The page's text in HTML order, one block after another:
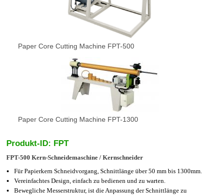
Paper Core Cutting Machine FPT-500
Paper Core Cutting Machine FPT-1300
Produkt-ID: FPT
FPT-500 Kern-Schneidemaschine / Kernschneider
Für Papierkern Schneidvorgang, Schnittlänge über 50 mm bis 1300mm.
Vereinfachtes Design, einfach zu bedienen und zu warten.
Bewegliche Messerstruktur, ist die Anpassung der Schnittlänge zu